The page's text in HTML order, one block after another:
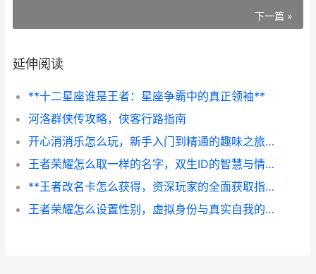
下一篇 »
延伸阅读
**十二星座谁是王者：星座争霸中的真正领袖**
河洛群侠传攻略，侠客行路指南
开心消消乐怎么玩，新手入门到精通的趣味之旅，副标题，三消规则与连击技巧全解析
王者荣耀怎么取一样的名字，双生ID的智慧与情感
**王者改名卡怎么获得，资深玩家的全面获取指南与深度思考**
王者荣耀怎么设置性别，虚拟身份与真实自我的交汇